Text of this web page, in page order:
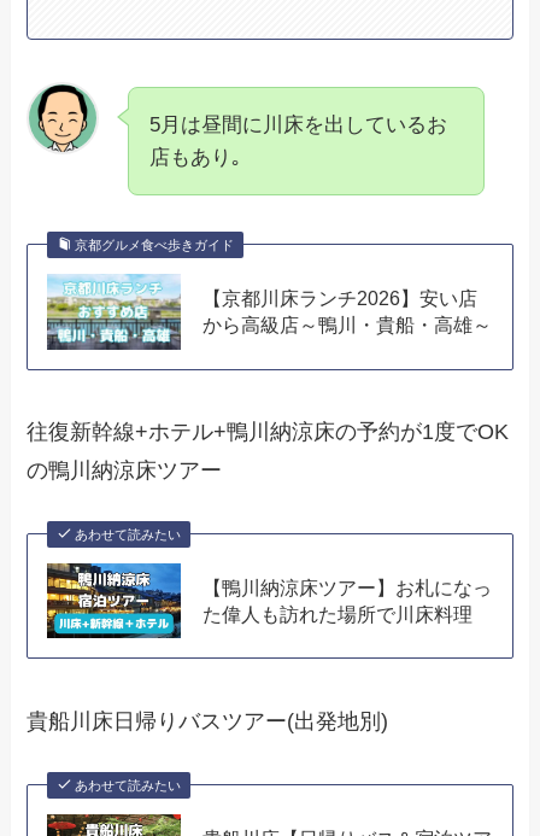
5月は昼間に川床を出しているお
店もあり｡
京都グルメ食べ歩きガイド
【京都川床ランチ2026】安い店
から高級店～鴨川・貴船・高雄～
往復新幹線+ホテル+鴨川納涼床の予約が1度でOK
の鴨川納涼床ツアー
あわせて読みたい
【鴨川納涼床ツアー】お札になっ
た偉人も訪れた場所で川床料理
貴船川床日帰りバスツアー(出発地別)
あわせて読みたい